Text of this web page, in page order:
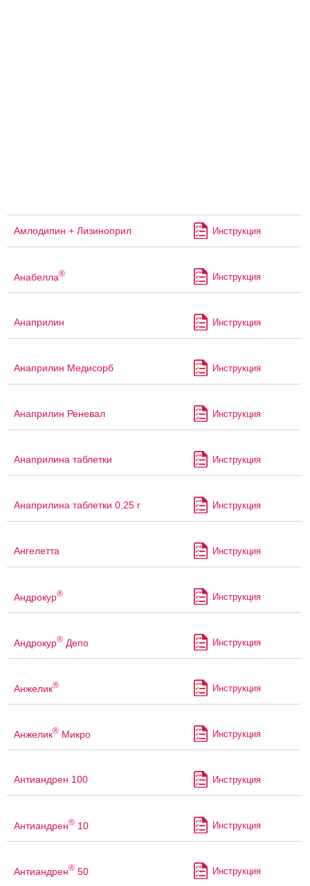
Амлодипин + Лизиноприл Инструкция
Анабелла® Инструкция
Анаприлин Инструкция
Анаприлин Медисорб Инструкция
Анаприлин Реневал Инструкция
Анаприлина таблетки Инструкция
Анаприлина таблетки 0,25 г Инструкция
Ангелетта Инструкция
Андрокур® Инструкция
Андрокур® Депо Инструкция
Анжелик® Инструкция
Анжелик® Микро Инструкция
Антиандрен 100 Инструкция
Антиандрен® 10 Инструкция
Антиандрен® 50 Инструкция